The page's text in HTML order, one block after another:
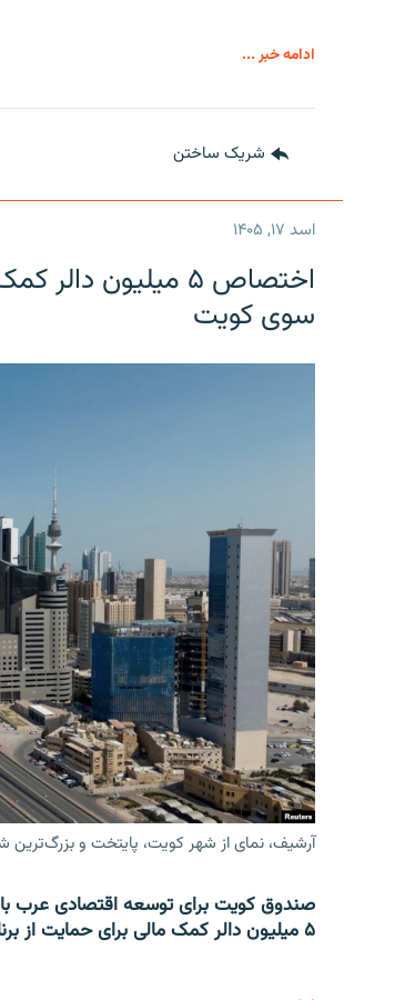
ادامه خبر ...
شریک ساختن
اسد ۱۷, ۱۴۰۵
اختصاص ۵ میلیون
سوی کویت
آرشیف، نمای از شهر کویت، پایتخت و
صندوق کویت برای توسعه اقتصادی عرب
۵ میلیون دالر کمک مالی برای حمایت از برنامه‌های بشردوستانه در افغانستان و سوریه اختصاص داد.